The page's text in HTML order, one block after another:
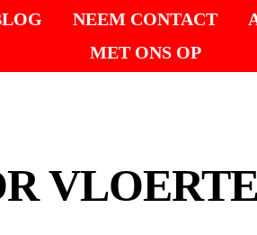
NEEM CONTACT
MET ONS OP